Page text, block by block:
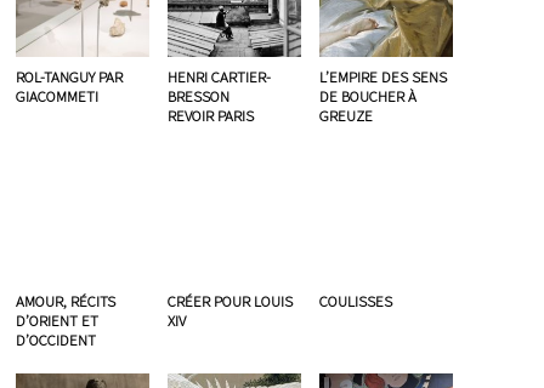
ROL-TANGUY PAR
GIACOMMETI
HENRI CARTIER-
BRESSON
REVOIR PARIS
L’EMPIRE DES SENS
DE BOUCHER À
GREUZE
AMOUR, RÉCITS
D’ORIENT ET
D’OCCIDENT
CRÉER POUR LOUIS
XIV
COULISSES